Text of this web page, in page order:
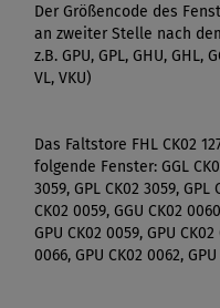
Der Größencode des
an zweiter Stelle nach
z.B. GPU, GPL, GHU, GHL,
VL, VKU)
Das Faltstore FHL CK02
folgende Fenster: GGL
3059, GPL CK02 3059, GPL
CK02 0059, GGU CK02
GPU CK02 0059, GPU
0066, GPU CK02 0062,